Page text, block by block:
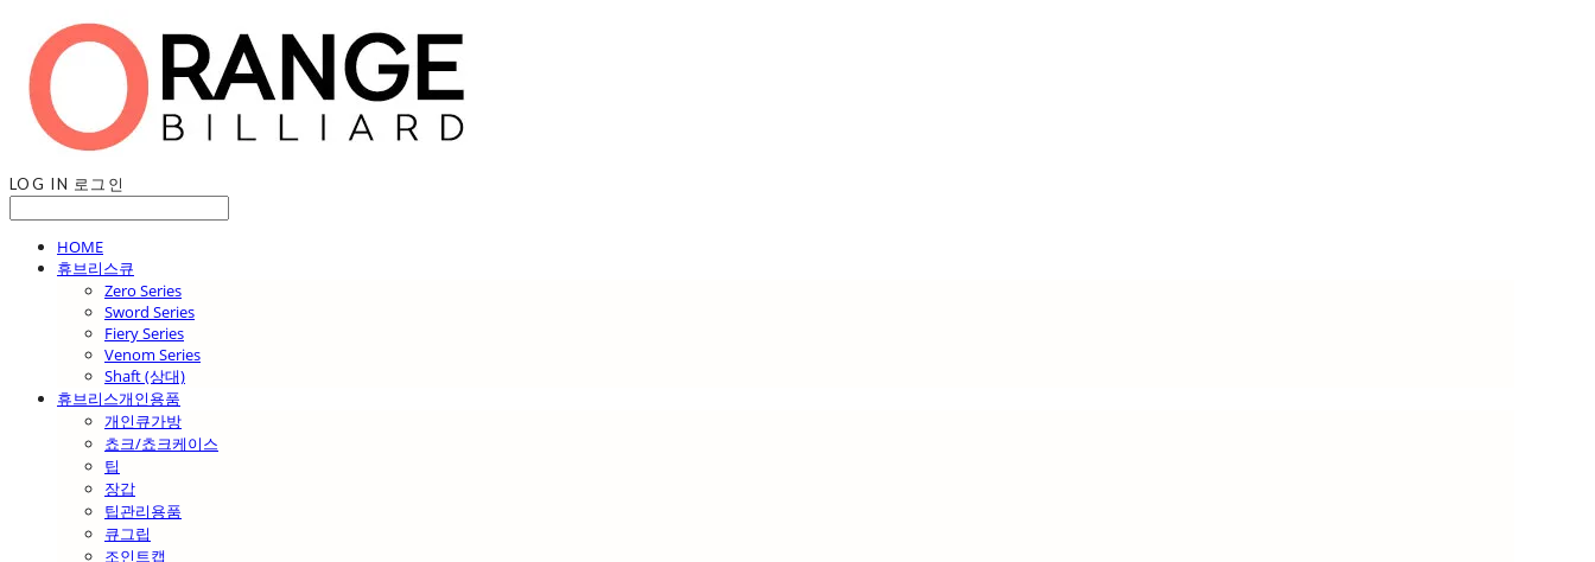
LOG IN 로그인
HOME
휴브리스큐
Zero Series
Sword Series
Fiery Series
Venom Series
Shaft (상대)
휴브리스개인용품
개인큐가방
쵸크/쵸크케이스
팁
장갑
팁관리용품
큐그립
조인트캡